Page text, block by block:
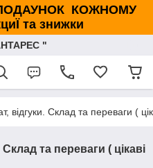
КОЖНОМУ
та знижки
"
відгуки. Склад та переваги (
та переваги ( цікаві